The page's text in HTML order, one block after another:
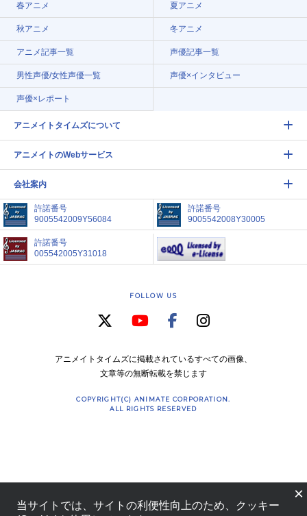
春アニメ 夏アニメ
秋アニメ 冬アニメ
アニメ記事一覧 声優記事一覧
男性声優/女性声優一覧 声優×インタビュー
声優×レポート
アニメイトタイムズについて
アニメイトのWebサービス
会社案内
許諾番号
9005542009Y56084
許諾番号
9005542008Y30005
許諾番号
005542005Y31018
FOLLOW US
アニメイトタイムズに掲載されているすべての画像、
文章等の無断転載を禁じます
COPYRIGHT(C) ANIMATE CORPORATION.
ALL RIGHTS RESERVED
×
当サイトでは、サイトの利便性向上のため、クッキー